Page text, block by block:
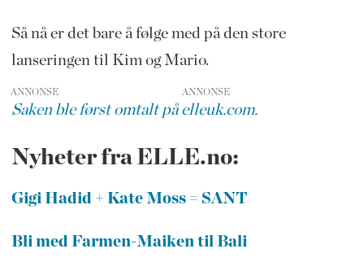
Så nå er det bare å følge med på den store
lanseringen til Kim og Mario.
ANNONSE
Saken ble først omtalt på elleuk.com.
Nyheter fra ELLE.no:
Gigi Hadid + Kate Moss = SANT
Bli med Farmen-Maiken til Bali